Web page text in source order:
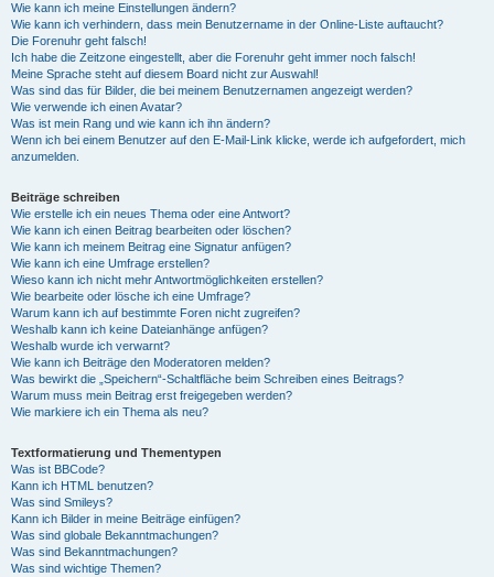
Wie kann ich meine Einstellungen ändern?
Wie kann ich verhindern, dass mein Benutzername in der Online-Liste auftaucht?
Die Forenuhr geht falsch!
Ich habe die Zeitzone eingestellt, aber die Forenuhr geht immer noch falsch!
Meine Sprache steht auf diesem Board nicht zur Auswahl!
Was sind das für Bilder, die bei meinem Benutzernamen angezeigt werden?
Wie verwende ich einen Avatar?
Was ist mein Rang und wie kann ich ihn ändern?
Wenn ich bei einem Benutzer auf den E-Mail-Link klicke, werde ich aufgefordert, mich
anzumelden.
Beiträge schreiben
Wie erstelle ich ein neues Thema oder eine Antwort?
Wie kann ich einen Beitrag bearbeiten oder löschen?
Wie kann ich meinem Beitrag eine Signatur anfügen?
Wie kann ich eine Umfrage erstellen?
Wieso kann ich nicht mehr Antwortmöglichkeiten erstellen?
Wie bearbeite oder lösche ich eine Umfrage?
Warum kann ich auf bestimmte Foren nicht zugreifen?
Weshalb kann ich keine Dateianhänge anfügen?
Weshalb wurde ich verwarnt?
Wie kann ich Beiträge den Moderatoren melden?
Was bewirkt die „Speichern“-Schaltfläche beim Schreiben eines Beitrags?
Warum muss mein Beitrag erst freigegeben werden?
Wie markiere ich ein Thema als neu?
Textformatierung und Thementypen
Was ist BBCode?
Kann ich HTML benutzen?
Was sind Smileys?
Kann ich Bilder in meine Beiträge einfügen?
Was sind globale Bekanntmachungen?
Was sind Bekanntmachungen?
Was sind wichtige Themen?